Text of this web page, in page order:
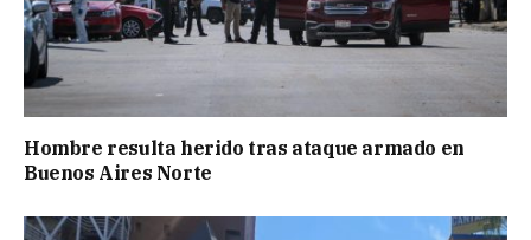
Hombre resulta herido tras ataque armado en
Buenos Aires Norte